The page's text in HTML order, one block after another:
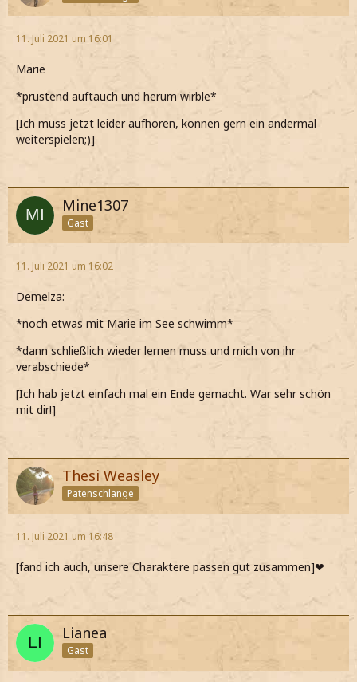
11. Juli 2021 um 16:01
Marie
*prustend auftauch und herum wirble*
[Ich muss jetzt leider aufhören, können gern ein andermal
weiterspielen;)]
Mine1307
Gast
11. Juli 2021 um 16:02
Demelza:
*noch etwas mit Marie im See schwimm*
*dann schließlich wieder lernen muss und mich von ihr
verabschiede*
[Ich hab jetzt einfach mal ein Ende gemacht. War sehr schön
mit dir!]
Thesi Weasley
Patenschlange
11. Juli 2021 um 16:48
[fand ich auch, unsere Charaktere passen gut zusammen]❤
Lianea
Gast